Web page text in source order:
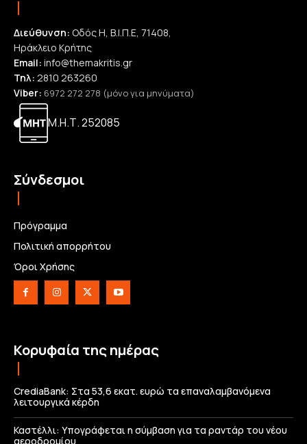
Διεύθυνση: Οδός Η, Β.Ι.Π.Ε, 71408,
Ηράκλειο Κρήτης
Email: info@themakritis.gr
Τηλ: 2810 263260
Viber: 6972 272 278 (μόνο για μηνύματα)
Μ.Η.Τ. 252085
Σύνδεσμοι
Πρόγραμμα
Πολιτική απορρήτου
Όροι Χρήσης
Κορυφαία της ημέρας
CrediaBank: Στα 53,6 εκατ. ευρώ τα επαναλαμβανόμενα
λειτουργικά κέρδη
Καστέλλι: Υπογράφεται η σύμβαση για τα ραντάρ του νέου
αεροδρομίου